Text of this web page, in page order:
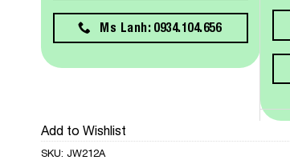
Ms Lanh: 0934.104.656
Add to Wishlist
SKU: JW212A